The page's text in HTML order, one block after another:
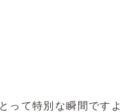
って特別な瞬間ですよ